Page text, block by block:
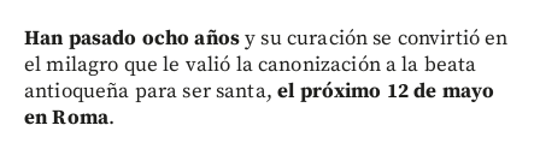
Han pasado ocho añosy su curación se convirtió en
el milagro que le valió la canonización a la beata
antioqueña para ser santa,el próximo 12 de mayo
en Roma.